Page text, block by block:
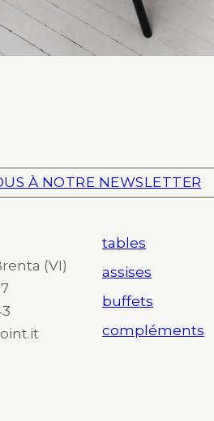
À NOTRE NEWSLETTER
(VI)
tables
assises
buffets
compléments